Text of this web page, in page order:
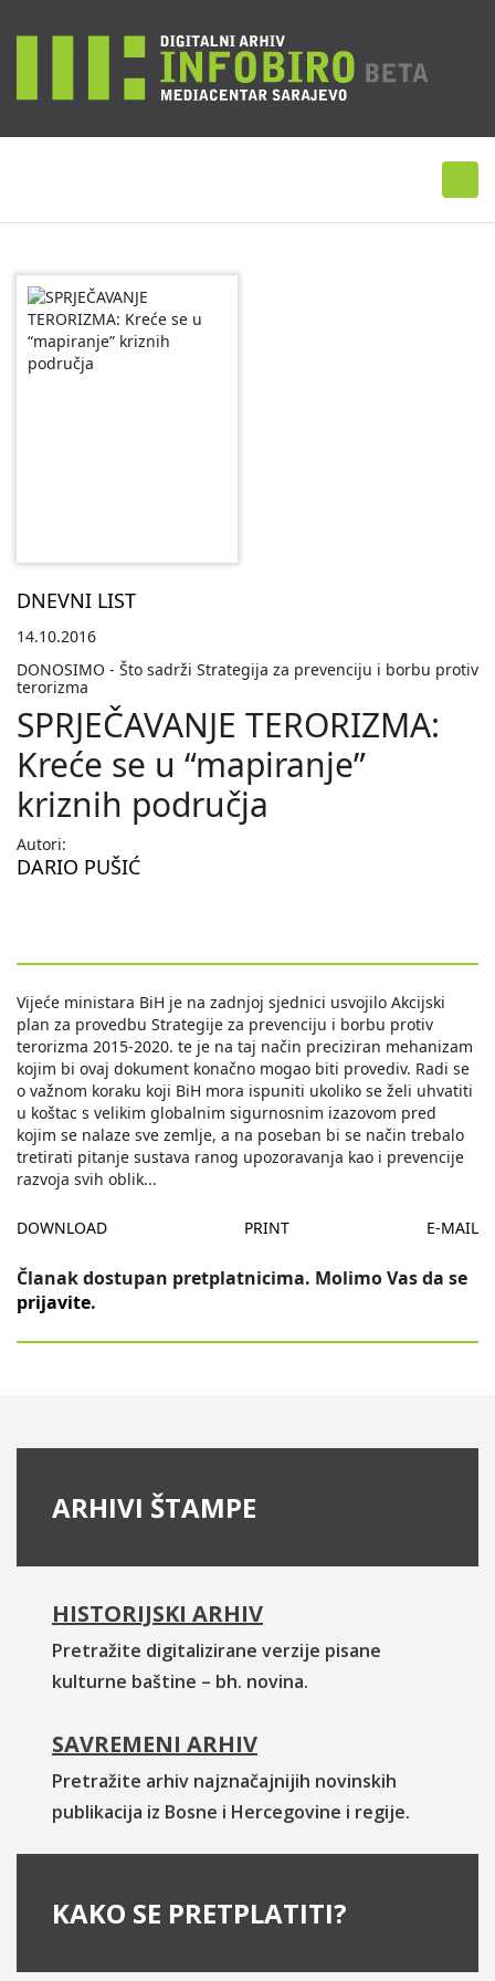
DNEVNI LIST
14.10.2016
DONOSIMO - Što sadrži Strategija za prevenciju i borbu protiv
terorizma
SPRJEČAVANJE TERORIZMA:
Kreće se u “mapiranje”
kriznih područja
Autori:
DARIO PUŠIĆ
Vijeće ministara BiH je na zadnjoj sjednici usvojilo Akcijski
plan za provedbu Strategije za prevenciju i borbu protiv
terorizma 2015-2020. te je na taj način preciziran mehanizam
kojim bi ovaj dokument konačno mogao biti provediv. Radi se
o važnom koraku koji BiH mora ispuniti ukoliko se želi uhvatiti
u koštac s velikim globalnim sigurnosnim izazovom pred
kojim se nalaze sve zemlje, a na poseban bi se način trebalo
tretirati pitanje sustava ranog upozoravanja kao i prevencije
razvoja svih oblik...
DOWNLOAD PRINT E-MAIL
Članak dostupan pretplatnicima. Molimo Vas da se
prijavite.
ARHIVI ŠTAMPE
HISTORIJSKI ARHIV
Pretražite digitalizirane verzije pisane
kulturne baštine – bh. novina.
SAVREMENI ARHIV
Pretražite arhiv najznačajnijih novinskih
publikacija iz Bosne i Hercegovine i regije.
KAKO SE PRETPLATITI?